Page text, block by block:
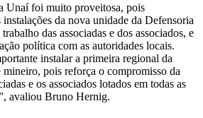
Unaí foi muito proveitosa, pois
da nova unidade da Defensoria
das associadas e dos associados, e
política com as autoridades locais.
instalar a primeira regional da
pois reforça o compromisso da
e os associados lotados em todas as
avaliou Bruno Hernig.